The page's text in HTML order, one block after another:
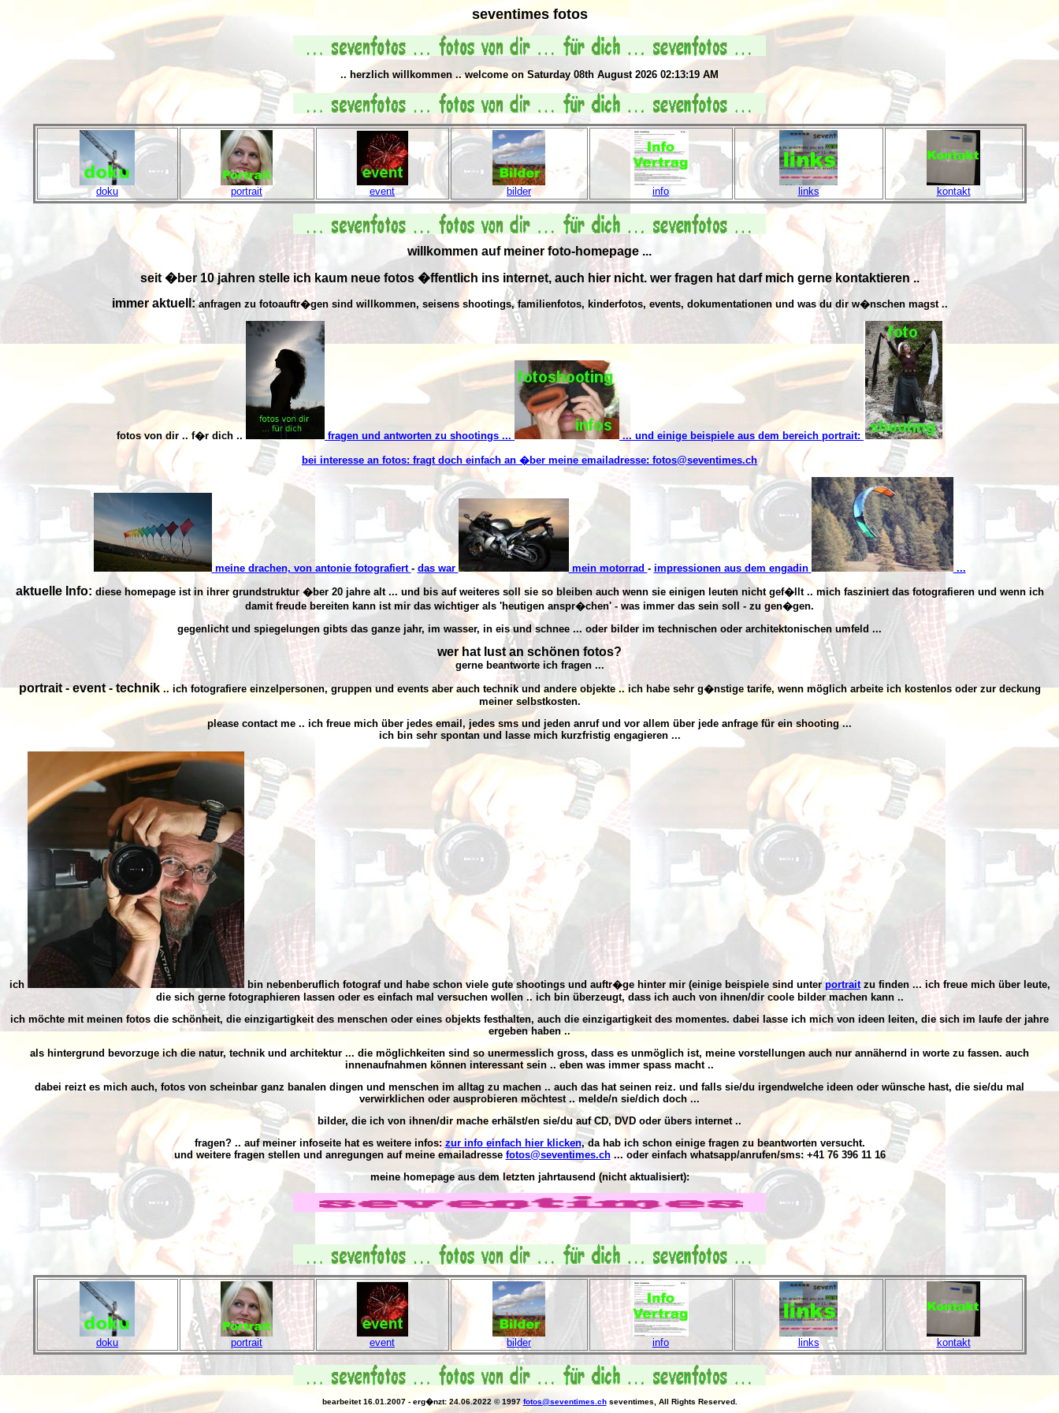
seventimes fotos
.. herzlich willkommen .. welcome on Saturday 08th August 2026 02:13:19 AM
doku portrait event bilder info links kontakt
willkommen auf meiner foto-homepage ...
seit �ber 10 jahren stelle ich kaum neue fotos �ffentlich ins internet, auch hier nicht. wer fragen hat darf mich gerne kontaktieren ..
immer aktuell:anfragen zu fotoauftr�gen sind willkommen, seisens shootings, familienfotos, kinderfotos, events, dokumentationen und was du dir w�nschen magst..
fotos von dir .. f�r dich .. fragen und antworten zu shootings ... ... und einige beispiele aus dem bereich portrait:
bei interesse an fotos: fragt doch einfach an �ber meine emailadresse: fotos@seventimes.ch
meine drachen, von antonie fotografiert - das war mein motorrad - impressionen aus dem engadin ...
aktuelle Info: diese homepage ist in ihrer grundstruktur �ber 20 jahre alt ... und bis auf weiteres soll sie so bleiben auch wenn sie einigen leuten nicht gef�llt .. mich fasziniert das fotografieren und wenn ich
damit freude bereiten kann ist mir das wichtiger als 'heutigen anspr�chen' - was immer das sein soll - zu gen�gen.
gegenlicht und spiegelungen gibts das ganze jahr, im wasser, in eis und schnee ... oder bilder im technischen oder architektonischen umfeld ...
wer hat lust an schönen fotos?
gerne beantworte ich fragen ...
portrait - event - technik .. ich fotografiere einzelpersonen, gruppen und events aber auch technik und andere objekte .. ich habe sehr g�nstige tarife, wenn möglich arbeite ich kostenlos oder zur deckung
meiner selbstkosten.
please contact me .. ich freue mich über jedes email, jedes sms und jeden anruf und vor allem über jede anfrage für ein shooting ...
ich bin sehr spontan und lasse mich kurzfristig engagieren ...
ich bin nebenberuflich fotograf und habe schon viele gute shootings und auftr�ge hinter mir (einige beispiele sind unterportraitzu finden ... ich freue mich über leute,
die sich gerne fotographieren lassenoder es einfach mal versuchen wollen .. ich bin überzeugt, dass ich auch von ihnen/dir coole bilder machen kann ..
ich möchte mit meinen fotos die schönheit, die einzigartigkeit des menschen oder eines objekts festhalten, auch die einzigartigkeit des momentes. dabei lasse ich mich von ideen leiten, die sich im laufe der jahre
ergeben haben ..
als hintergrund bevorzuge ich dienatur, technik und architektur ... die möglichkeiten sind so unermesslich gross, dass es unmöglich ist, meine vorstellungen auch nur annähernd in worte zu fassen. auch
innenaufnahmen können interessant sein .. eben was immer spass macht ..
dabei reizt es mich auch, fotos von scheinbar ganz banalen dingen und menschen im alltag zu machen .. auch das hat seinen reiz. und falls sie/du irgendwelche ideen oder wünsche hast, die sie/du mal
verwirklichen oder ausprobieren möchtest .. melde/n sie/dich doch ...
bilder, die ich von ihnen/dir mache erhälst/en sie/du auf CD, DVD oder übers internet ..
fragen?.. auf meiner infoseite hat es weitere infos: zur info einfach hier klicken, da hab ich schon einige fragen zu beantworten versucht.
und weitere fragen stellen und anregungen auf meine emailadresse fotos@seventimes.ch... oder einfach whatsapp/anrufen/sms: +41 76 396 11 16
meine homepage aus dem letzten jahrtausend (nicht aktualisiert):
doku portrait event bilder info links kontakt
bearbeitet 16.01.2007 - erg�nzt: 24.06.2022 © 1997 fotos@seventimes.chseventimes, All Rights Reserved.